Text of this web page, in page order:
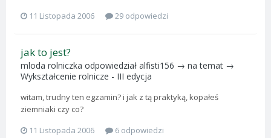
11 Listopada 2006
29 odpowiedzi
jak to jest?
mloda rolniczka odpowiedział alfisti156 → na temat →
Wykształcenie rolnicze - III edycja
witam, trudny ten egzamin? i jak z tą praktyką, kopałeś
ziemniaki czy co?
11 Listopada 2006
6 odpowiedzi